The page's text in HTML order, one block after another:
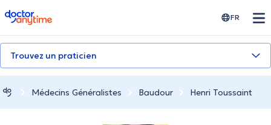
doctoranytime FR
Trouvez un praticien
Médecins Généralistes Baudour Henri Toussaint